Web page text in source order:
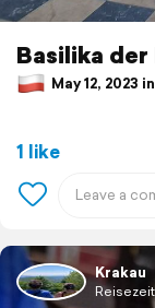
Basilika
May 12, 2023
1 like
Krakau